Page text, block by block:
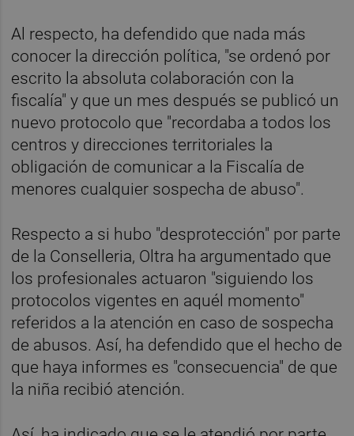
Al respecto, ha defendido que nada más
conocer la dirección política, "se ordenó por
escrito la absoluta colaboración con la
fiscalía" y que un mes después se publicó un
nuevo protocolo que "recordaba a todos los
centros y direcciones territoriales la
obligación de comunicar a la Fiscalía de
menores cualquier sospecha de abuso".
Respecto a si hubo "desprotección" por parte
de la Conselleria, Oltra ha argumentado que
los profesionales actuaron "siguiendo los
protocolos vigentes en aquél momento"
referidos a la atención en caso de sospecha
de abusos. Así, ha defendido que el hecho de
que haya informes es "consecuencia" de que
la niña recibió atención.